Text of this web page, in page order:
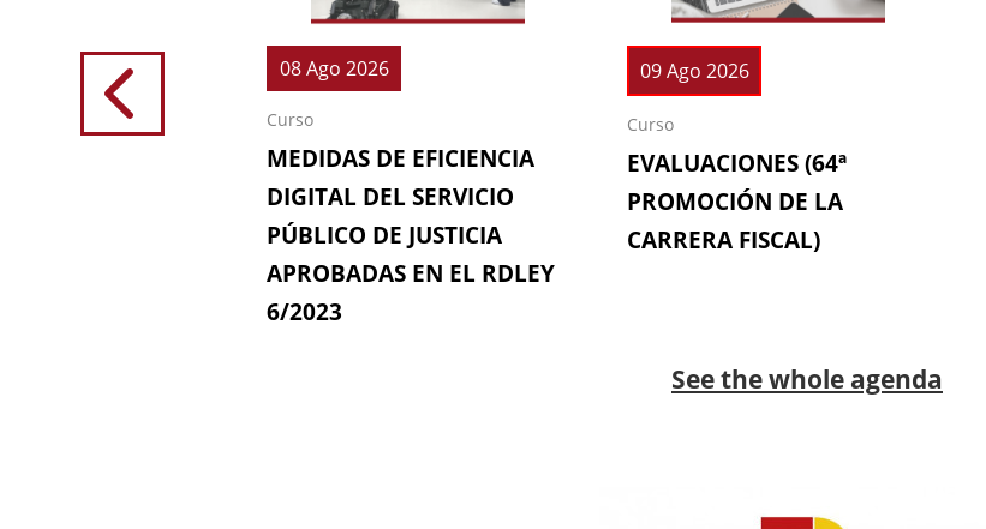
08 Ago 2026
Curso
MEDIDAS DE EFICIENCIA
DIGITAL DEL SERVICIO
PÚBLICO DE JUSTICIA
APROBADAS EN EL RDLEY
6/2023
09 Ago 2026
Curso
EVALUACIONES (64ª
PROMOCIÓN DE LA
CARRERA FISCAL)
See the whole agenda